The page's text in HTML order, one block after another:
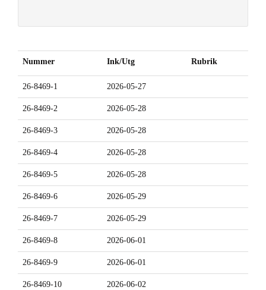
Nummer Ink/Utg Rubrik
26-8469-1 2026-05-27
26-8469-2 2026-05-28
26-8469-3 2026-05-28
26-8469-4 2026-05-28
26-8469-5 2026-05-28
26-8469-6 2026-05-29
26-8469-7 2026-05-29
26-8469-8 2026-06-01
26-8469-9 2026-06-01
26-8469-10 2026-06-02